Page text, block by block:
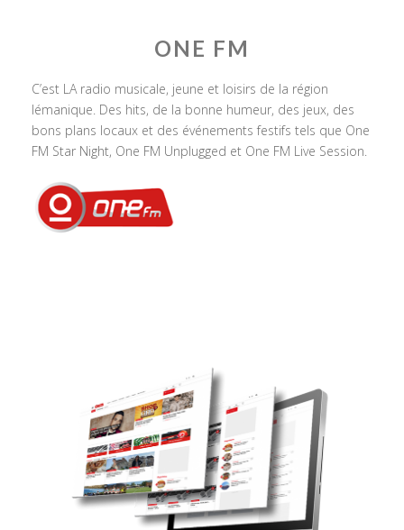
ONE FM
C’est LA radio musicale, jeune et loisirs de la région
lémanique. Des hits, de la bonne humeur, des jeux, des
bons plans locaux et des événements festifs tels que One
FM Star Night, One FM Unplugged et One FM Live Session.